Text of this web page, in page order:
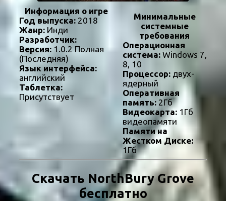
Информация о игре
Год выпуска: 2018
Жанр: Инди
Разработчик:
Версия: 1.0.2 Полная
(Последняя)
Язык интерфейса:
английский
Таблетка:
Присутствует
Минимальные
системные
требования
Операционная
система:Windows 7,
8, 10
Процессор:двух-
ядерный
Оперативная
память:2Гб
Видеокарта:1Гб
видеопамяти
Памяти на
Жестком Диске:
1Гб
Скачать NorthBury Grove
бесплатно